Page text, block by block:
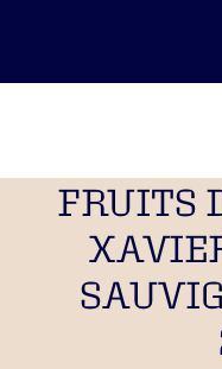
FRUITS